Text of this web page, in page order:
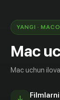
YANGI ·
Mac
Mac uchun